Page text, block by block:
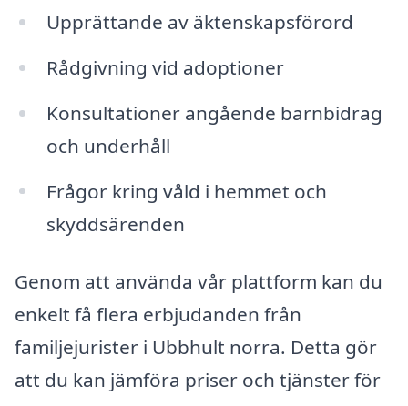
Upprättande av äktenskapsförord
Rådgivning vid adoptioner
Konsultationer angående barnbidrag
och underhåll
Frågor kring våld i hemmet och
skyddsärenden
Genom att använda vår plattform kan du
enkelt få flera erbjudanden från
familjejurister i Ubbhult norra. Detta gör
att du kan jämföra priser och tjänster för